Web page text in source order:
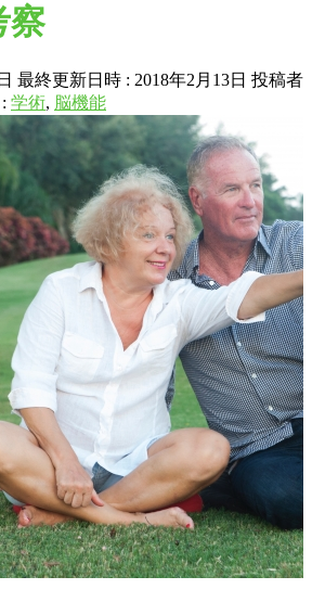
察
最終更新日時 : 2018年2月13日 投稿者
学術, 脳機能